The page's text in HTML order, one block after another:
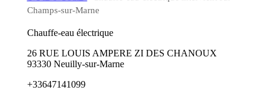
Champs-sur-Marne
Chauffe-eau électrique
26 RUE LOUIS AMPERE ZI DES CHANOUX
93330 Neuilly-sur-Marne
+33647141099